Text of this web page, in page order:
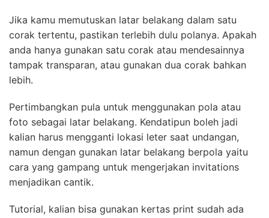
Jika kamu memutuskan latar belakang dalam satu
corak tertentu, pastikan terlebih dulu polanya. Apakah
anda hanya gunakan satu corak atau mendesainnya
tampak transparan, atau gunakan dua corak bahkan
lebih.
Pertimbangkan pula untuk menggunakan pola atau
foto sebagai latar belakang. Kendatipun boleh jadi
kalian harus mengganti lokasi leter saat undangan,
namun dengan gunakan latar belakang berpola yaitu
cara yang gampang untuk mengerjakan invitations
menjadikan cantik.
Tutorial, kalian bisa gunakan kertas print sudah ada